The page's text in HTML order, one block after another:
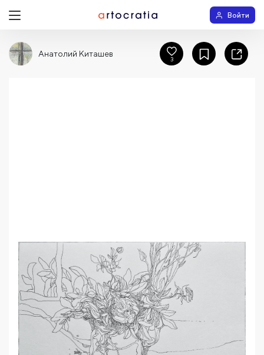
Войти
Анатолий Киташев
3